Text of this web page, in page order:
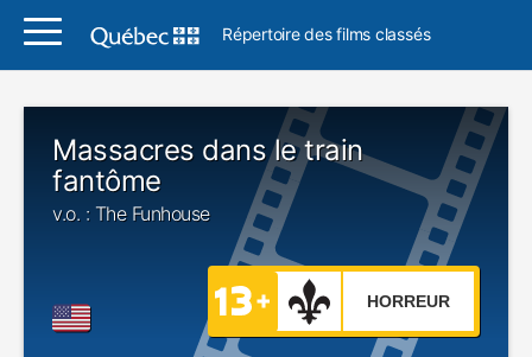
Répertoire des films classés
Massacres dans le train
fantôme
v.o. : The Funhouse
HORREUR